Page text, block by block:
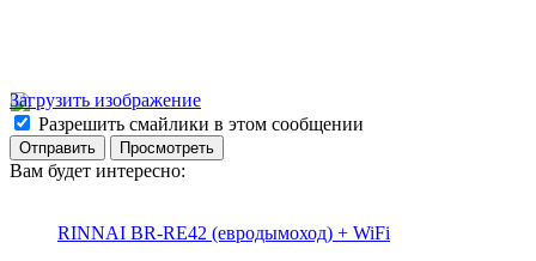
Загрузить изображение
Разрешить смайлики в этом сообщении
Вам будет интересно:
RINNAI BR-RE42 (евродымоход) + WiFi